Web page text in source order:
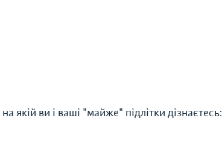
якій ви і ваші "майже" підлітки дізнаєтесь: